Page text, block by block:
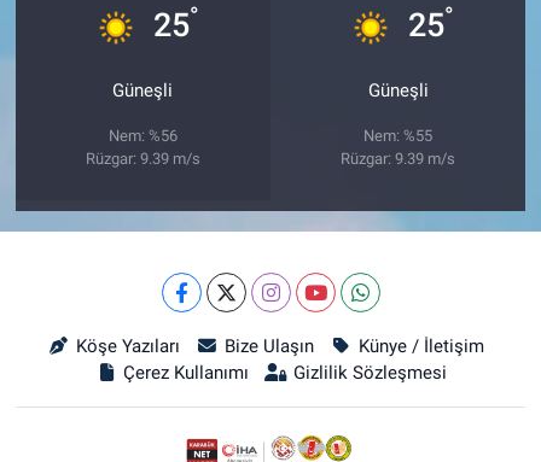
25°
Güneşli
Nem: %56
Rüzgar: 9.39 m/s
25°
Güneşli
Nem: %55
Rüzgar: 9.39 m/s
Köşe Yazıları Bize Ulaşın
Künye / İletişim
Çerez Kullanımı
Gizlilik Sözleşmesi